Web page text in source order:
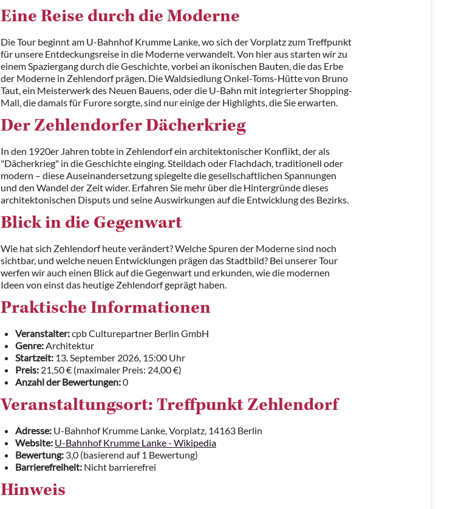
Eine Reise durch die Moderne
Die Tour beginnt am U-Bahnhof Krumme Lanke, wo sich der Vorplatz zum Treffpunkt
für unsere Entdeckungsreise in die Moderne verwandelt. Von hier aus starten wir zu
einem Spaziergang durch die Geschichte, vorbei an ikonischen Bauten, die das Erbe
der Moderne in Zehlendorf prägen. Die Waldsiedlung Onkel-Toms-Hütte von Bruno
Taut, ein Meisterwerk des Neuen Bauens, oder die U-Bahn mit integrierter Shopping-
Mall, die damals für Furore sorgte, sind nur einige der Highlights, die Sie erwarten.
Der Zehlendorfer Dächerkrieg
In den 1920er Jahren tobte in Zehlendorf ein architektonischer Konflikt, der als
"Dächerkrieg" in die Geschichte einging. Steildach oder Flachdach, traditionell oder
modern – diese Auseinandersetzung spiegelte die gesellschaftlichen Spannungen
und den Wandel der Zeit wider. Erfahren Sie mehr über die Hintergründe dieses
architektonischen Disputs und seine Auswirkungen auf die Entwicklung des Bezirks.
Blick in die Gegenwart
Wie hat sich Zehlendorf heute verändert? Welche Spuren der Moderne sind noch
sichtbar, und welche neuen Entwicklungen prägen das Stadtbild? Bei unserer Tour
werfen wir auch einen Blick auf die Gegenwart und erkunden, wie die modernen
Ideen von einst das heutige Zehlendorf geprägt haben.
Praktische Informationen
Veranstalter:cpb Culturepartner Berlin GmbH
Genre:Architektur
Startzeit: 13. September 2026, 15:00 Uhr
Preis: 21,50 € (maximaler Preis: 24,00 €)
Anzahl der Bewertungen:0
Veranstaltungsort: Treffpunkt Zehlendorf
Adresse: U-Bahnhof Krumme Lanke, Vorplatz, 14163 Berlin
Website: U-Bahnhof Krumme Lanke - Wikipedia
Bewertung: 3,0 (basierend auf 1 Bewertung)
Barrierefreiheit: Nicht barrierefrei
Hinweis